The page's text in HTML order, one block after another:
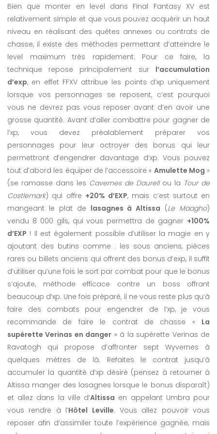
Bien que monter en level dans Final Fantasy XV est
relativement simple et que vous pouvez acquérir un haut
niveau en réalisant des quêtes annexes ou contrats de
chasse, il existe des méthodes permettant d’atteindre le
level maximum très rapidement. Pour ce faire, la
technique repose principalement sur l’accumulation
d’exp, en effet FFXV attribue les points d’xp uniquement
lorsque vos personnages se reposent, c’est pourquoi
vous ne devrez pas vous reposer avant d’en avoir une
grosse quantité. Avant d’aller combattre pour gagner de
l’xp, vous devez préalablement préparer vos
personnages pour leur octroyer des bonus qui leur
permettront d’engendrer davantage d’xp. Vous pouvez
tout d’abord les équiper de l’accessoire « Amulette Mog »
(se ramasse dans les Cavernes de Daurellou la Tour de
Costlemark) qui offre +20% d’EXP, mais c’est surtout en
mangeant le plat de lasagnes à Altissa (Le Maagho)
vendu 8 000 gils, qui vous permettra de gagner +100%
d’EXP ! Il est également possible d’utiliser la magie en y
ajoutant des butins comme : les sous anciens, pièces
rares ou billets anciens qui offrent des bonus d’exp, il suffit
d’utiliser qu’une fois le sort par combat pour que le bonus
s’ajoute, méthode efficace contre un boss offrant
beaucoup d’xp. Une fois préparé, il ne vous reste plus qu’à
faire des combats pour engendrer de l’xp, je vous
recommande de faire le contrat de chasse « La
supérette Verinas en danger » à la supérette Verinas de
Ravatogh qui propose d’affronter sept Wyvernes à
quelques mètres de là. Refaites le contrat jusqu’à
accumuler la quantité d’xp désiré (pensez à retourner à
Altissa manger des lasagnes lorsque le bonus disparaît)
et allez dans la ville d’Altissa en appelant Umbra pour
vous rendre à l’Hôtel Leville. Vous allez pouvoir vous
reposer afin d’assimiler toute l’expérience gagnée, mais